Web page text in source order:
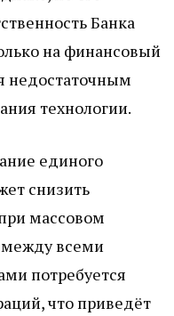
Банка
на финансовый
недостаточным
технологии.
единого
снизить
массовом
между всеми
потребуется
что приведёт